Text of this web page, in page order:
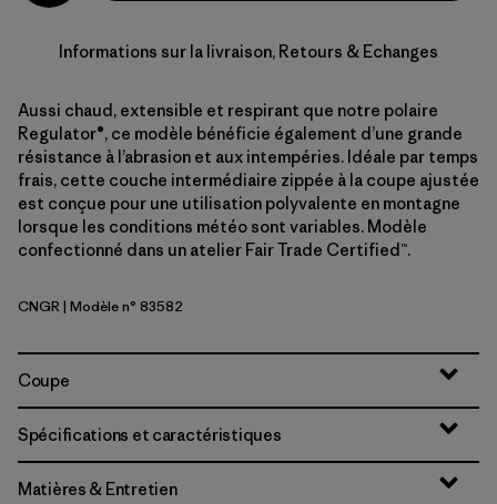
Informations sur la livraison, Retours & Echanges
Aussi chaud, extensible et respirant que notre polaire
Regulator®, ce modèle bénéficie également d’une grande
résistance à l’abrasion et aux intempéries. Idéale par temps
frais, cette couche intermédiaire zippée à la coupe ajustée
est conçue pour une utilisation polyvalente en montagne
lorsque les conditions météo sont variables. Modèle
confectionné dans un atelier Fair Trade Certified™.
Canopy Green
CNGR| Modèle n° 83582
Coupe
Spécifications et caractéristiques
Matières & Entretien